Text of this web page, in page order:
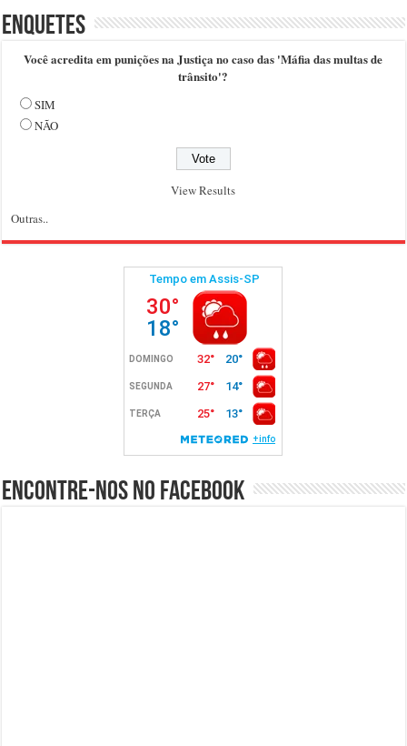
Enquetes
Você acredita em punições na Justiça no caso das 'Máfia das multas de
trânsito'?
SIM
NÃO
View Results
Outras..
Encontre-nos no Facebook